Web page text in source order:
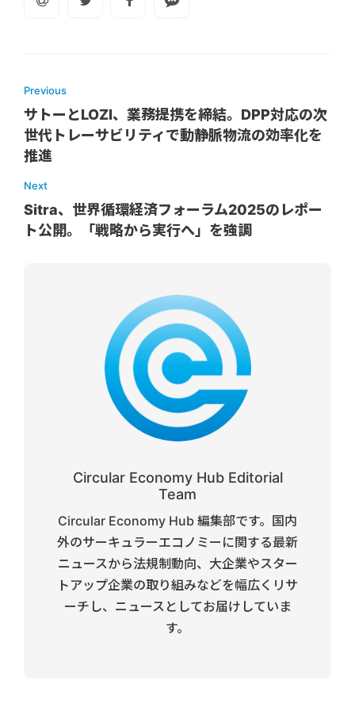
Previous
サトーとLOZI、業務提携を締結。DPP対応の次
世代トレーサビリティで動静脈物流の効率化を
推進
Next
Sitra、世界循環経済フォーラム2025のレポー
ト公開。「戦略から実行へ」を強調
Circular Economy Hub Editorial
Team
Circular Economy Hub 編集部です。国内
外のサーキュラーエコノミーに関する最新
ニュースから法規制動向、大企業やスター
トアップ企業の取り組みなどを幅広くリサ
ーチし、ニュースとしてお届けしていま
す。